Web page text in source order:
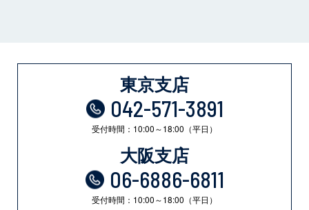
東京支店
042-571-3891
受付時間：10:00～18:00（平日）
大阪支店
06-6886-6811
受付時間：10:00～18:00（平日）